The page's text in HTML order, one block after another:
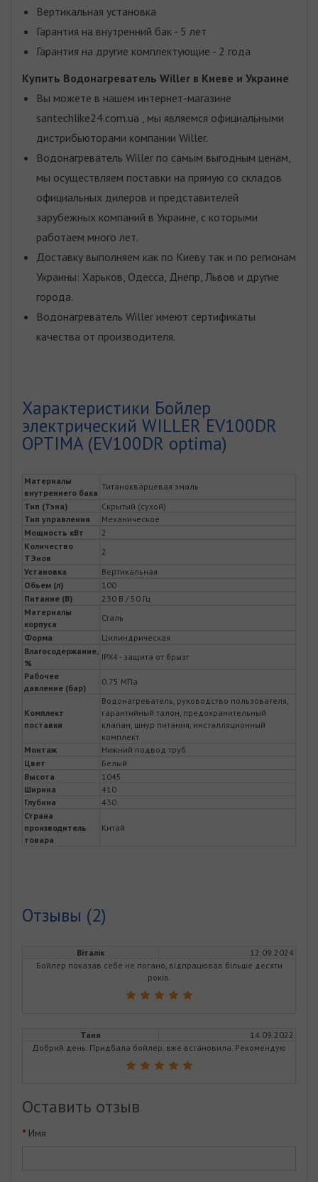
Вертикальная установка
Гарантия на внутренний бак - 5 лет
Гарантия на другие комплектующие - 2 года
Купить Водонагреватель Willer в Киеве и Украине
Вы можете в нашем интернет-магазине
santechlike24.com.ua , мы являемся официальными
дистрибьюторами компании Willer.
Водонагреватель Willer по самым выгодным ценам,
мы осуществляем поставки на прямую со складов
официальных дилеров и представителей
зарубежных компаний в Украине, с которыми
работаем много лет.
Доставку выполняем как по Киеву так и по регионам
Украины: Харьков, Одесса, Днепр, Львов и другие
города.
Водонагреватель Willer имеют сертификаты
качества от производителя.
Характеристики Бойлер
электрический WILLER EV100DR
OPTIMA (EV100DR optima)
Материалы
внутреннего бака
Титанокварцевая эмаль
Тип (Тэна)
Скрытый (сухой)
Тип управления
Механическое
Мощность кВт
2
Количество
ТЭнов
2
Установка
Вертикальная
Обьем (л)
100
Питание (В)
230 В / 50 Гц
Материалы
корпуса
Сталь
Форма
Цилиндрическая
Влагосодержание,
%
IPX4 - защита от брызг
Рабочее
давление (бар)
0.75 МПа
Комплект
поставки
Водонагреватель, руководство пользователя,
гарантийный талон, предохранительный
клапан, шнур питания, инсталляционный
комплект
Монтаж
Нижний подвод труб
Цвет
Белый
Высота
1045
Ширина
410
Глубина
430
Страна
производитель
товара
Китай
Отзывы (2)
Віталік
12.09.2024
Бойлер показав себе не погано, відпрацював більше десяти
років.
Таня
14.09.2022
Добрий день. Придбала бойлер, вже встановила. Рекомендую
Оставить отзыв
Имя